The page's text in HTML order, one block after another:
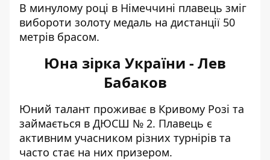
В минулому році в Німеччині плавець зміг
вибороти золоту медаль на дистанції 50
метрів брасом.
Юна зірка України - Лев
Бабаков
Юний талант проживає в Кривому Розі та
займається в ДЮСШ № 2. Плавець є
активним учасником різних турнірів та
часто стає на них призером.